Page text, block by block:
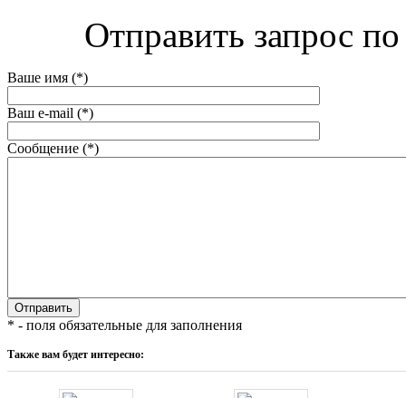
Отправить запрос
Ваше имя (*)
Ваш e-mail (*)
Сообщение (*)
* - поля обязательные для заполнения
Также вам будет интересно: